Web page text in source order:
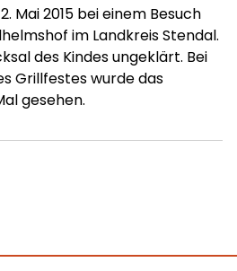
Mai 2015 bei einem Besuch
im Landkreis Stendal.
des Kindes ungeklärt. Bei
Grillfestes wurde das
gesehen.